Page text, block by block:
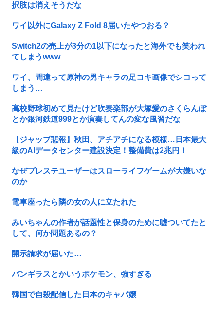
択肢は消えそうだな
ワイ以外にGalaxy Z Fold 8届いたやつおる？
Switch2の売上が3分の1以下になったと海外でも笑われ
てしまうwww
ワイ、間違って原神の男キャラの足コキ画像でシコって
しまう…
高校野球初めて見たけど吹奏楽部が大塚愛のさくらんぼ
とか銀河鉄道999とか演奏してんの変な風習だな
【ジャップ悲報】秋田、アチアチになる模様…日本最大
級のAIデータセンター建設決定！整備費は2兆円！
なぜプレステユーザーはスローライフゲームが大嫌いな
のか
電車座ったら隣の女の人に立たれた
みいちゃんの作者が話題性と保身のために嘘ついてたと
して、何か問題あるの？
開示請求が届いた…
バンギラスとかいうポケモン、強すぎる
韓国で自殺配信した日本のキャバ嬢